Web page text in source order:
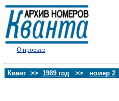
О проекте
Квант >> 1989 год >> номер 2